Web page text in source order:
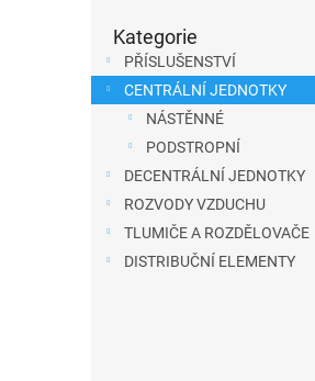
t
r
Přeskočit
kategorie
Kategorie
PŘÍSLUŠENSTVÍ
CENTRÁLNÍ JEDNOTKY
NÁSTĚNNÉ
PODSTROPNÍ
DECENTRÁLNÍ JEDNOTKY
ROZVODY VZDUCHU
TLUMIČE A ROZDĚLOVAČE
DISTRIBUČNÍ ELEMENTY